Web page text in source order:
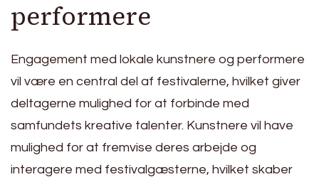
performere
Engagement med lokale kunstnere og performere
vil være en central del af festivalerne, hvilket giver
deltagerne mulighed for at forbinde med
samfundets kreative talenter. Kunstnere vil have
mulighed for at fremvise deres arbejde og
interagere med festivalgæsterne, hvilket skaber